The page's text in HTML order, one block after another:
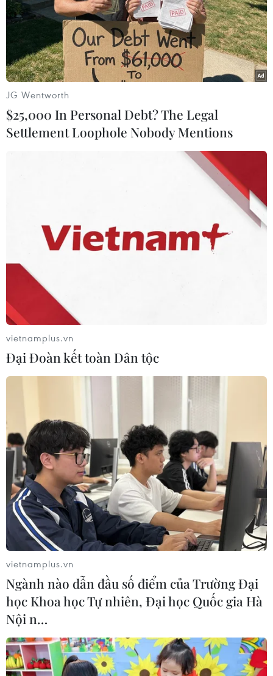
Mỹ ký thỏa thuận chính thức giảm thuế
Tổng thống Mỹ Donald Trump đã hạ thuế quan đối với
ngành hàng không vũ trụ của Anh xuống mức 0%, hạ
thuế đối với ôtô nhập khẩu của Anh xuống mức 10% đối
với 100.000 chiếc xe đầu tiên.
Mỹ chính thức đồng ý khởi động đàm
phán thuế quan với Thái Lan
08/06/2025 23:17
Phó Thủ tướng kiêm Bộ trưởng Tài chính Thái Lan cho
hay Thái Lan và Mỹ đã có các cuộc thảo luận không
chính thức về đàm phán thuế và ông tin rằng các đề
xuất từ phía Thái Lan sẽ có lợi cho cả hai bên.
JG Wentworth
$25,000 In Personal Debt? The Legal
Settlement Loophole Nobody Mentions
vietnamplus.vn
Đại Đoàn kết toàn Dân tộc
vietnamplus.vn
Ngành nào dẫn đầu số điểm của Trường Đại
học Khoa học Tự nhiên, Đại học Quốc gia Hà
Nội n…